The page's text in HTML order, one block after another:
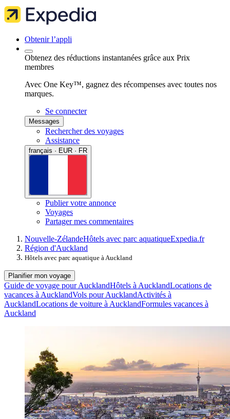
Obtenir l’appli
Obtenez des réductions instantanées grâce aux Prix
membres
Avec One Key™, gagnez des récompenses avec toutes nos
marques.
Se connecter
Messages
Rechercher des voyages
Assistance
français · EUR · FR
Publier votre annonce
Voyages
Partager mes commentaires
Nouvelle-ZélandeHôtels avec parc aquatiqueExpedia.fr
Région d'Auckland
Hôtels avec parc aquatique à Auckland
Planifier mon voyage
Guide de voyage pour AucklandHôtels à AucklandLocations de
vacances à AucklandVols pour AucklandActivités à
AucklandLocations de voiture à AucklandFormules vacances à
Auckland